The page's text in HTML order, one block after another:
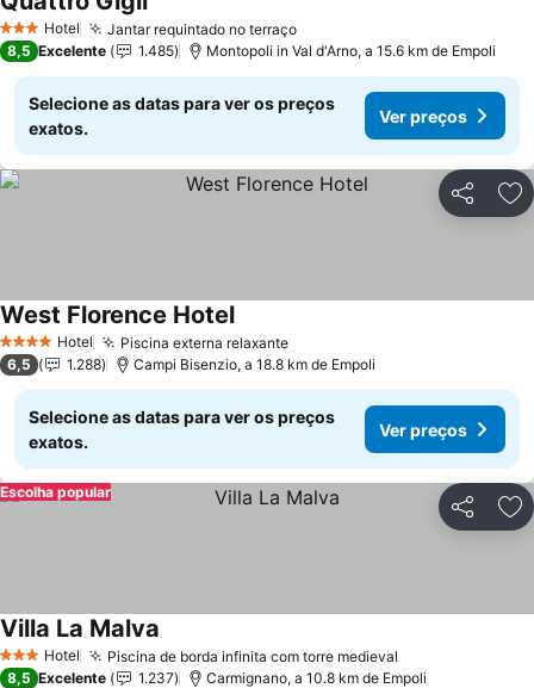
3 EstrelasHotel Jantar requintado no terraço
8,5 Excelente 1.485 Montopoli in Val d'Arno, a 15.6 km de Empoli
Selecione as datas para ver os preços
exatos.
Ver preços
Partilhar
4 EstrelasHotel Piscina externa relaxante
West Florence Hotel
6,5 1.288 Campi Bisenzio, a 18.8 km de Empoli
Selecione as datas para ver os preços
exatos.
Ver preços
Partilhar
Escolha popular
3 EstrelasHotel Piscina de borda infinita com torre medieval
Villa La Malva
8,5 Excelente 1.237 Carmignano, a 10.8 km de Empoli